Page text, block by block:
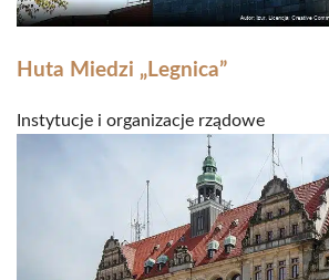
Huta Miedzi „Legnica”
Instytucje i organizacje rządowe